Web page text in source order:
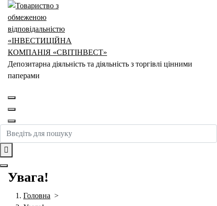
Перейти
контенту
Депозитарна діяльність та діяльність з торгівлі цінними
паперами
Увага!
Головна >